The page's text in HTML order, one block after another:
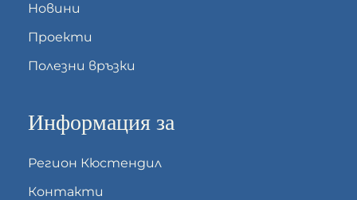
Новини
Проекти
Полезни връзки
Информация за
Регион Кюстендил
Контакти